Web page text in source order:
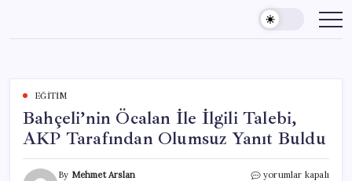
content
EĞITIM
Bahçeli’nin Öcalan İle İlgili Talebi,
AKP Tarafından Olumsuz Yanıt Buldu
By Mehmet Arslan
Bahçeli’nin
yorumlar kapalı